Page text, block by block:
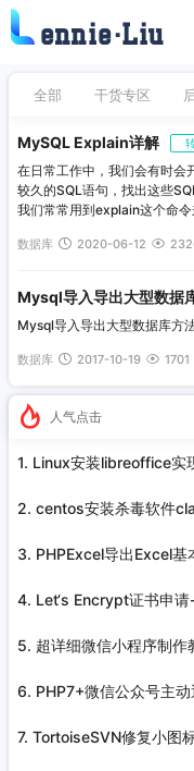
ennie·Liu
全部 干货专区
MySQL Explain详解
在日常工作中，我们会有时会
较久的SQL语句，找出这些
我们常常用到explain这个命
扫描，这都可以通过explain命
考虑到的访问策略的细节，以
计会被优化器采用。
数据库 2020-06-12
Mysql导入导出大型数据
Mysql导入导出大型数据库方
数据库 2017-10-19 1701
人气点击
1. Linux安装libreoffice实
2. centos安装杀毒软件
4. Let‘s Encrypt证书申
5. 超详细微信小程序制作
7. TortoiseSVN修复小图